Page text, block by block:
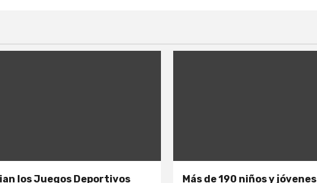
los Juegos Deportivos Más de 190 niños y jóvenes